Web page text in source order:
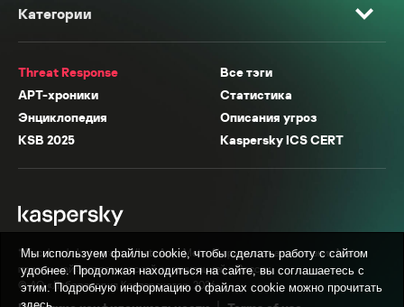
Категории
Threat Response
Все тэги
APT-хроники
Статистика
Энциклопедия
Описания угроз
KSB 2025
Kaspersky ICS CERT
* Facebook, Instagram, WhatsApp, Meta AI принадлежат компании Meta,
признанной экстремистской организацией в России.
© АО «Лаборатория Касперского», 2026.
Мы используем файлы cookie, чтобы сделать работу с сайтом
удобнее. Продолжая находиться на сайте, вы соглашаетесь с
этим. Подробную информацию о файлах cookie можно прочитать